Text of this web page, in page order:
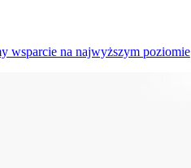
wsparcie na najwyższym poziomie